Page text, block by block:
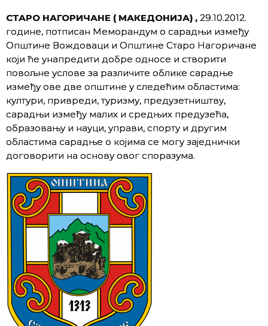
СТАРО НАГОРИЧАНЕ ( МАКЕДОНИЈА) , 29.10.2012.
године, потписан Меморандум о сарадњи између
Oпштине Вождоваци и Oпштине Старо Нагоричане
који ће унапредити добре односе и створити
повољне услове за различите облике сарадње
између ове две општине у следећим областима:
култури, привреди, туризму, предузетништву,
сарадњи између малих и средњих предузећа,
образовању и науци, управи, спорту и другим
областима сарадње о којима се могу заједнички
договорити на основу овог споразума.